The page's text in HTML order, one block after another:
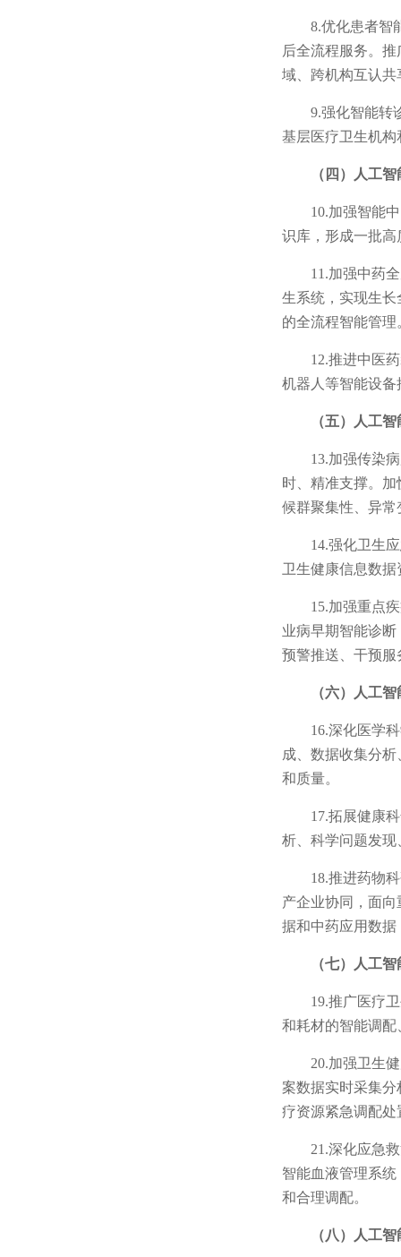
8.优化患者智
后全流程服务。
域、跨机构互认
9.强化智能转
基层医疗卫生机
（四）人工
10.加强智能
识库，形成一批
11.加强中药
生系统，实现生
的全流程智能管理
12.推进中医
机器人等智能设
（五）人工
13.加强传染
时、精准支撑。
候群聚集性、异
14.强化卫生
卫生健康信息数
15.加强重点
业病早期智能诊
预警推送、干预
（六）人工
16.深化医学
成、数据收集分
和质量。
17.拓展健康
析、科学问题发
18.推进药物
产企业协同，面
据和中药应用数
（七）人工
19.推广医疗
和耗材的智能调
20.加强卫生
案数据实时采集
疗资源紧急调配
21.深化应急
智能血液管理系
和合理调配。
（八）人工